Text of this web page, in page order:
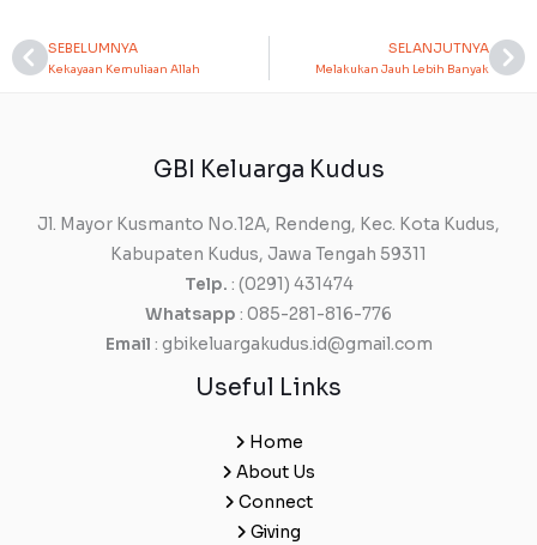
Prev
SEBELUMNYA
Kekayaan Kemuliaan Allah
SELANJUTNYA
Melakukan Jauh Lebih Banyak
GBI Keluarga Kudus
Jl. Mayor Kusmanto No.12A, Rendeng, Kec. Kota Kudus,
Kabupaten Kudus, Jawa Tengah 59311
Telp. : (0291) 431474
Whatsapp : 085-281-816-776
Email : gbikeluargakudus.id@gmail.com
Useful Links
Home
About Us
Connect
Giving